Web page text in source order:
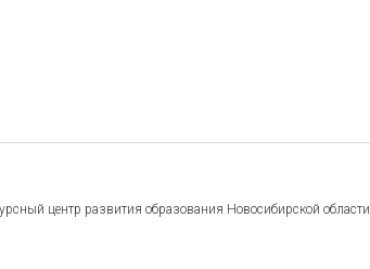
центр развития образования Новосибирской области